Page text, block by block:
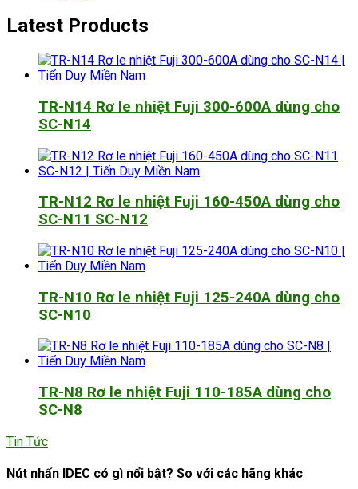
Latest Products
TR-N14 Rơ le nhiệt Fuji 300-600A dùng cho
SC-N14
TR-N12 Rơ le nhiệt Fuji 160-450A dùng cho
SC-N11 SC-N12
TR-N10 Rơ le nhiệt Fuji 125-240A dùng cho
SC-N10
TR-N8 Rơ le nhiệt Fuji 110-185A dùng cho
SC-N8
Tin Tức
Nút nhấn IDEC có gì nổi bật? So với các hãng khác